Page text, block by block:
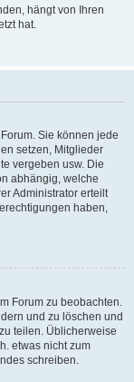
hängt von Ihren
hat.
Sie können jede
setzen, Mitglieder
vergeben usw. Die
abhängig, welche
Administrator erteilt
haben,
Forum zu beobachten.
und zu löschen und
teilen. Üblicherweise
etwas nicht zum
schreiben.